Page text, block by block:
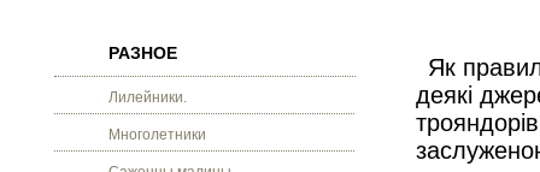
РАЗНОЕ
Лилейники.
Многолетники
Як
деякі